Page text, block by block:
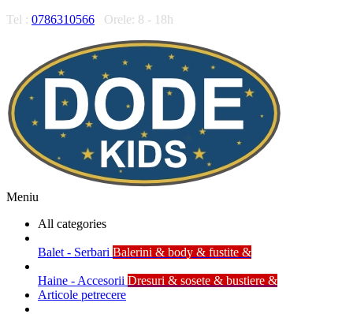
Tel : 0786310566 Orele: 8 - 18h
Meniu
All categories
Balet - Serbari Balerini & body & fustite &
Haine - Accesorii Dresuri & sosete & bustiere &
Articole petrecere